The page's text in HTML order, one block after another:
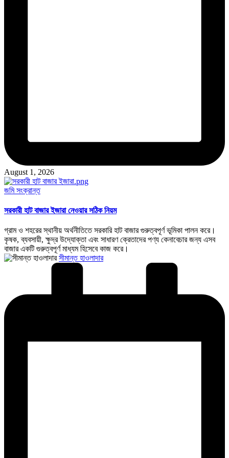
August 1, 2026
Posted
জমি সংক্রান্ত
সরকারী হাট বাজার ইজারা নেওয়ার সঠিক নিয়ম
গ্রাম ও শহরের স্থানীয় অর্থনীতিতে সরকারি হাট বাজার গুরুত্বপূর্ণ ভূমিকা পালন করে।
কৃষক, ব্যবসায়ী, ক্ষুদ্র উদ্যোক্তা এবং সাধারণ ক্রেতাদের পণ্য কেনাবেচার জন্য এসব
বাজার একটি গুরুত্বপূর্ণ মাধ্যম হিসেবে কাজ করে।
Posted
সীমান্ত হাওলাদার